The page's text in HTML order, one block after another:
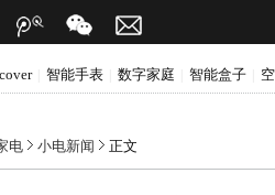
智能手表 数字家庭 智能盒子
电 小电新闻 正文